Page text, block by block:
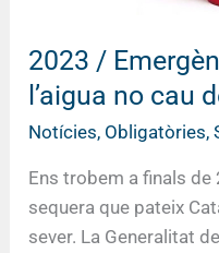
2023 /
l’aigua no cau
Notícies, Obligatòries,
Ens trobem a finals de
sequera que pateix
sever. La Generalitat